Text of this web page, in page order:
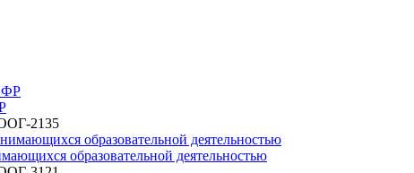
2135
образовательной деятельностью